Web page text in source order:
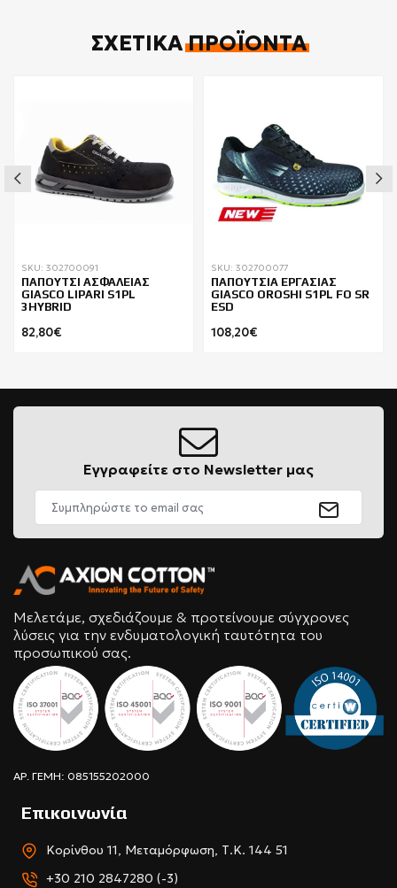
ΣΧΕΤΙΚΆΠΡΟΪΌΝΤΑ
SKU: 302700091
ΠΑΠΟΥΤΣΙ ΑΣΦΑΛΕΙΑΣ
GIASCO LIPARI S1PL
3HYBRID
82,80€
SKU: 302700077
ΠΑΠΟΥΤΣΙΑ ΕΡΓΑΣΙΑΣ
GIASCO OROSHI S1PL FO SR
ESD
108,20€
Εγγραφείτε στο Newsletter μας
Μελετάμε, σχεδιάζουμε & προτείνουμε σύγχρονες
λύσεις για την ενδυματολογική ταυτότητα του
προσωπικού σας.
ΑΡ. ΓΕΜΗ: 085155202000
Επικοινωνία
Κορίνθου 11, Μεταμόρφωση, Τ.Κ. 144 51
+30 210 2847280 (-3)